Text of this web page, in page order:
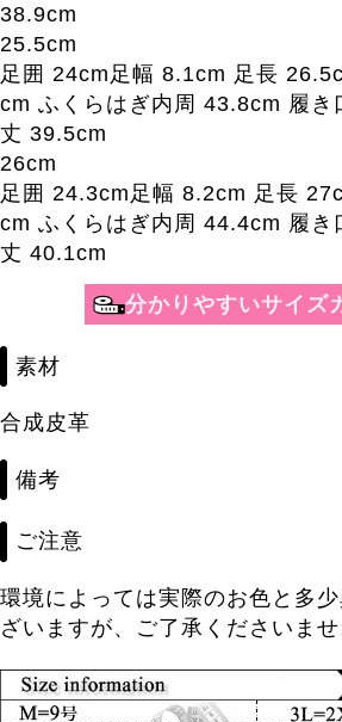
38.9cm
25.5cm
足囲 24cm足幅 8.1cm 足長
cm ふくらはぎ内周 43.8cm 履き
丈 39.5cm
26cm
足囲 24.3cm足幅 8.2cm 足長
cm ふくらはぎ内周 44.4cm 履き
丈 40.1cm
素材
合成皮革
備考
ご注意
環境によっては実際のお色と多
ざいますが、ご了承くださいませ